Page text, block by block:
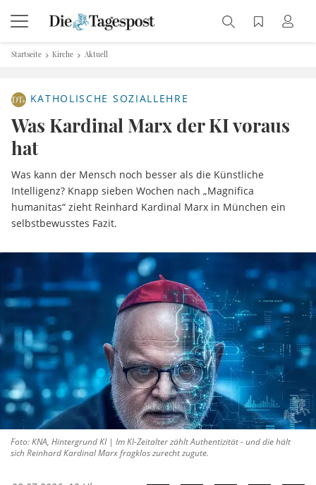
Startseite Kirche Aktuell
KATHOLISCHE SOZIALLEHRE
Was Kardinal Marx der KI voraus
hat
Was kann der Mensch noch besser als die Künstliche
Intelligenz? Knapp sieben Wochen nach „Magnifica
humanitas“ zieht Reinhard Kardinal Marx in München ein
selbstbewusstes Fazit.
Foto: KNA, Hintergrund KI | Im KI-Zeitalter zählt Authentizität - und die hält
sich Reinhard Kardinal Marx fragklos zurecht zugute.